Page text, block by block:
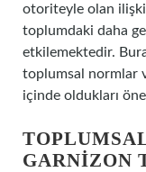
otoriteyle olan
toplumdaki daha
etkilemektedir.
toplumsal normlar
içinde oldukları
GARNIZON